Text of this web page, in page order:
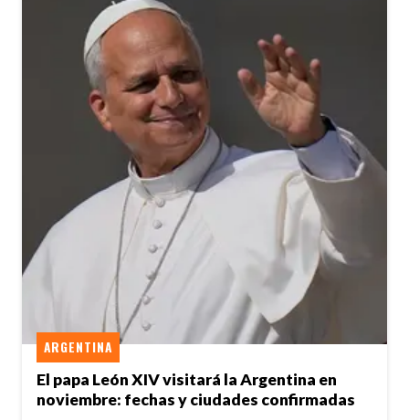
El papa León XIV visitará la Argentina en
noviembre: fechas y ciudades confirmadas
ARGENTINA